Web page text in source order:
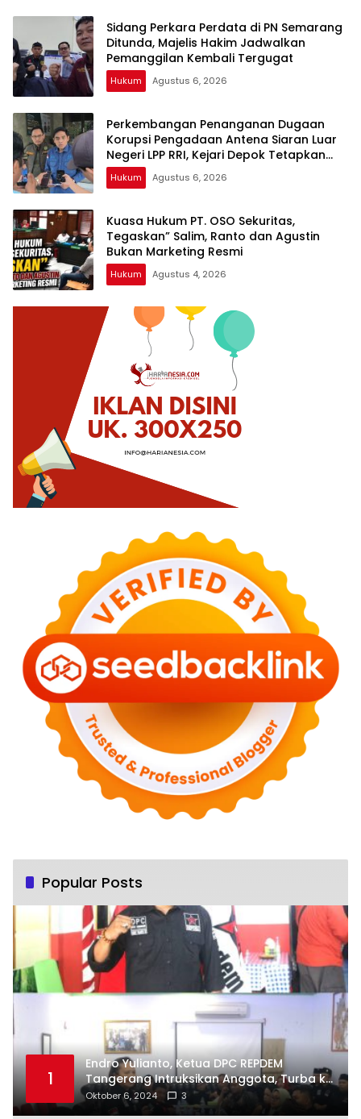
Sidang Perkara Perdata di PN Semarang
Ditunda, Majelis Hakim Jadwalkan
Pemanggilan Kembali Tergugat
Hukum Agustus 6, 2026
Perkembangan Penanganan Dugaan
Korupsi Pengadaan Antena Siaran Luar
Negeri LPP RRI, Kejari Depok Tetapkan
Satu Tersangka Baru
Hukum Agustus 6, 2026
Kuasa Hukum PT. OSO Sekuritas,
Tegaskan” Salim, Ranto dan Agustin
Bukan Marketing Resmi
Hukum Agustus 4, 2026
Popular Posts
1
Endro Yulianto, Ketua DPC REPDEM
Tangerang Intruksikan Anggota, Turba ke
Masyarakat Dan Jalani Apa Yang di
Putuskan RAKERCABSUS
Oktober 6, 2024 3